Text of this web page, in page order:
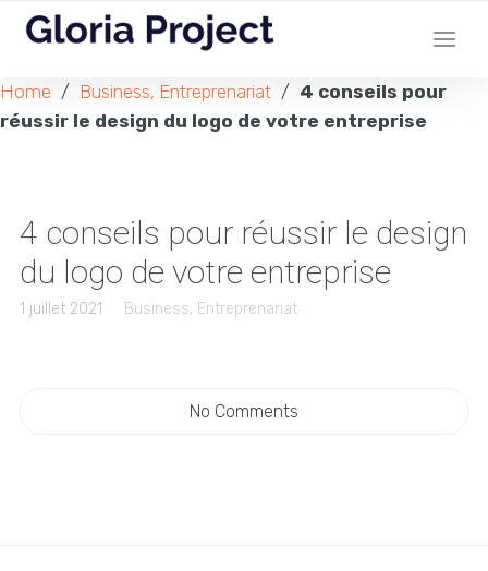
Home / Business, Entreprenariat / 4 conseils pour
réussir le design du logo de votre entreprise
4 conseils pour réussir le design
du logo de votre entreprise
1 juillet 2021 Business, Entreprenariat
No Comments